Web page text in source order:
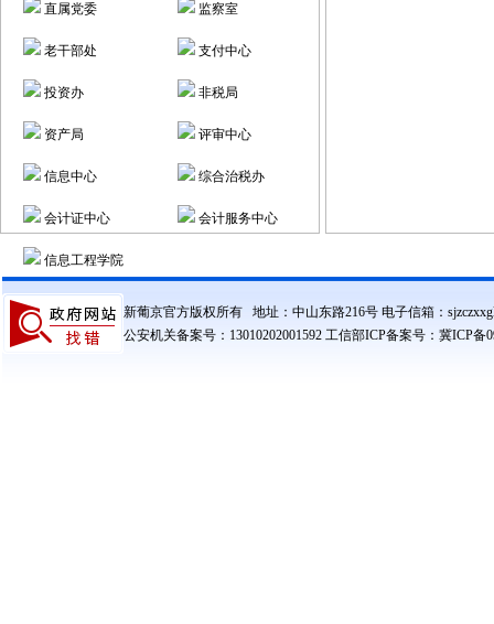
直属党委 监察室
老干部处 支付中心
投资办 非税局
资产局 评审中心
信息中心 综合治税办
会计证中心 会计服务中心
信息工程学院
新葡京官方版权所有 地址：中山东路216号 电子信箱：
公安机关备案号：13010202001592 工信部ICP备案号：冀ICP备